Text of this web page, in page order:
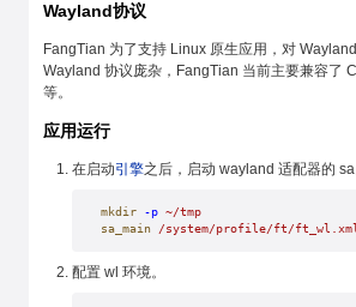
Wayland协议
FangTian 为了支持 Linux 原生应用，对
Wayland 协议庞杂，FangTian 当前主要兼容了
等。
应用运行
在启动引擎之后，启动 wayland 适配器的 sa
mkdir -p ~/tmp
sa_main /system/profile/ft/ft_wl.xml
配置 wl 环境。